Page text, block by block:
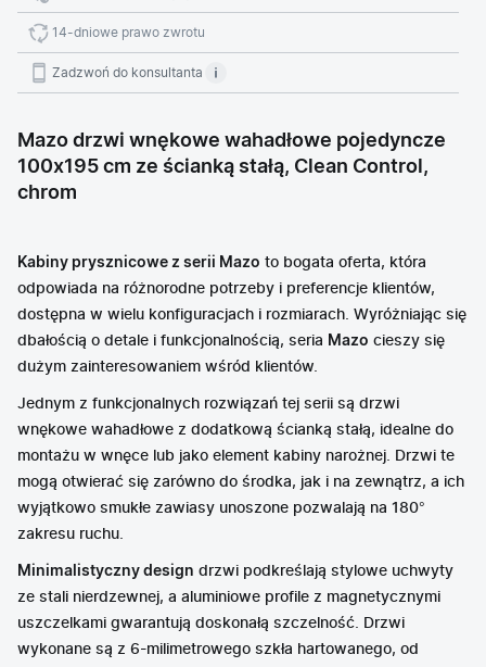
14-dniowe prawo zwrotu
Zadzwoń do konsultanta
Mazo drzwi wnękowe wahadłowe pojedyncze
100x195 cm ze ścianką stałą, Clean Control,
chrom
Kabiny prysznicowe z serii Mazo to bogata oferta, która
odpowiada na różnorodne potrzeby i preferencje klientów,
dostępna w wielu konfiguracjach i rozmiarach. Wyróżniając się
dbałością o detale i funkcjonalnością, seria Mazo cieszy się
dużym zainteresowaniem wśród klientów.
Jednym z funkcjonalnych rozwiązań tej serii są drzwi
wnękowe wahadłowe z dodatkową ścianką stałą, idealne do
montażu w wnęce lub jako element kabiny narożnej. Drzwi te
mogą otwierać się zarówno do środka, jak i na zewnątrz, a ich
wyjątkowo smukłe zawiasy unoszone pozwalają na 180°
zakresu ruchu.
Minimalistyczny design drzwi podkreślają stylowe uchwyty
ze stali nierdzewnej, a aluminiowe profile z magnetycznymi
uszczelkami gwarantują doskonałą szczelność. Drzwi
wykonane są z 6-milimetrowego szkła hartowanego, od